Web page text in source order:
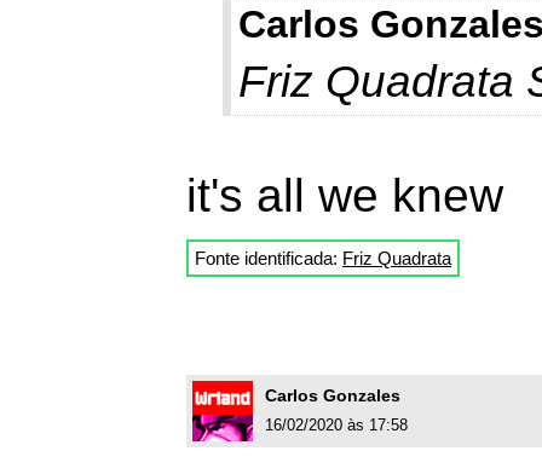
Carlos
Friz Quadrata
it's all we knew
Fonte identificada: Friz Quadrata
Carlos Gonzales
16/02/2020 às 17:58